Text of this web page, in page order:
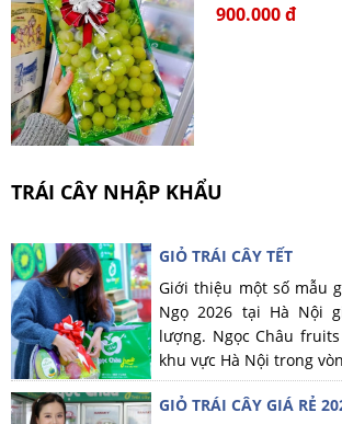
900.000 đ
TRÁI CÂY NHẬP KHẨU
GIỎ TRÁI CÂY TẾT
Giới thiệu một số mẫu
Ngọ 2026 tại Hà Nội
lượng. Ngọc Châu
khu vực Hà Nội trong
GIỎ TRÁI CÂY GIÁ RẺ